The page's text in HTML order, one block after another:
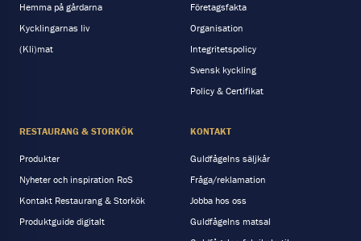
Hemma på gårdarna
Kycklingarnas liv
(Kli)mat
Företagsfakta
Organisation
Integritetspolicy
Svensk kyckling
Policy & Certifikat
RESTAURANG & STORKÖK
Produkter
Nyheter och inspiration RoS
Kontakt Restaurang & Storkök
Produktguide digitalt
KONTAKT
Guldfågelns säljkår
Fråga/reklamation
Jobba hos oss
Guldfågelns matsal